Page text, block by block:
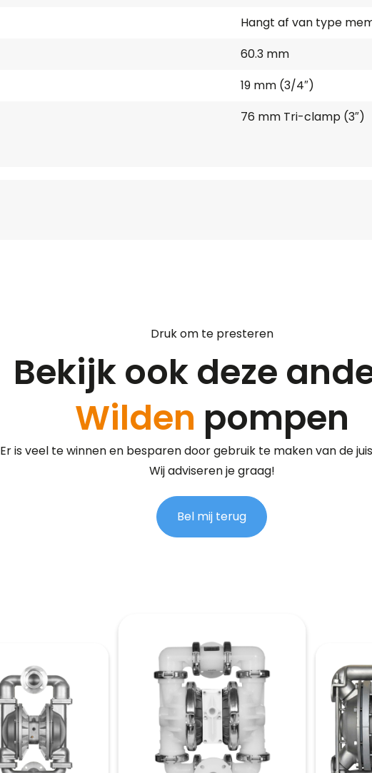
Hangt af van type
60.3 mm
19 mm (3/4″)
76 mm Tri-clamp (3″)
Druk om te presteren
Bekijk ook deze
Wilden pompen
Er is veel te winnen en besparen door gebruik te maken van de
Wij adviseren je graag!
Bel mij terug